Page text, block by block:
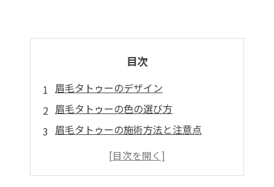
目次
眉毛タトゥーのデザイン
眉毛タトゥーの色の選び方
眉毛タトゥーの施術方法と注意点
眉毛タトゥーのアフターケアのポイント